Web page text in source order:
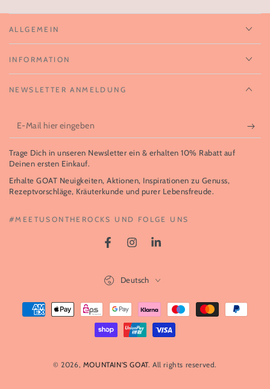
ALLGEMEIN
INFORMATION
NEWSLETTER ANMELDUNG
E-
Mail
hier
eingeben
Trage Dich in unseren Newsletter ein & erhalten 10% Rabatt auf
Deinen ersten Einkauf.
Erhalte GOAT Neuigkeiten, Aktionen, Inspirationen zu Genuss,
Rezeptvorschläge, Kräuterkunde und purer Lebensfreude.
#MEETUSONTHEROCKS UND FOLGE UNS
FacebookInstagramLinkedIn
© 2026, MOUNTAIN'S GOAT. All rights reserved.
Deutsch
Zahlungsmöglichkeiten